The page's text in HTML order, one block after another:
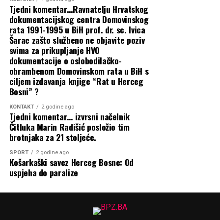
povjest i ocitovanje
Published
5 dana ago55000rregleda
3 kolovoza, 2026
By
Urednik BPZ
povećanja — Prijeti li…
6 kolovoza, 2026
HDZ BiH LOBIRA U SAD-u: Čović potpisao
ugovor s moćnom američkom agencijom!
5 kolovoza, 2026
POČELA ISPLATA uvećanih mirovina u
FBiH: Pogledajte sve iznose, ali
umirovljenici traže…
5 kolovoza, 2026
Ako želite znati gdje će tijekom kolovoza
biti radarske kontrole u HNŽ,…
Kome će 12. kolovoza pljeskati Šuica?
Stih jedne ratne pjesme kaže:
„Kad prođe rat i zvijeri odu, kad nam opet sloboda svane,
hrvatski narod pamtit će gardu i ove crne krvave dane…”
Hoće li doista biti tako ili je već sjećanje na one koji su
izborili slobodu ustupilo mjesto nekim drugim imenima i
Did Vidurina
Tjedni komentar…Ravnatelju Hrvatskog
dokumentacijskog centra Domovinskog
rata 1991-1995 u BiH prof. dr. sc. Ivica
Šarac zašto službeno ne objavite poziv
svima za prikupljanje HVO
dokumentacije o oslobodilačko-
obrambenom Domovinskom rata u BiH s
ciljem izdavanja knjige “Rat u Herceg
Bosni” ?
KONTAKT 2 godine ago
Tjedni komentar… izvrsni načelnik
Čitluka Marin Radišić posložio tim
brotnjaka za 21 stoljeće.
SPORT 2 godine ago
Košarkaški savez Herceg Bosne: Od
uspjeha do paralize